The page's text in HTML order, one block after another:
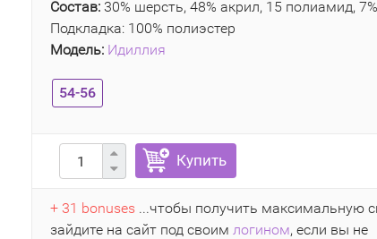
Состав: 30% шерсть, 48% акрил, 15 полиамид,
Подкладка: 100% полиэстер
Модель: Идиллия
54-56
Купить
+ 31 bonuses ...чтобы получить максимальную
зайдите на сайт под своим логином, если вы не